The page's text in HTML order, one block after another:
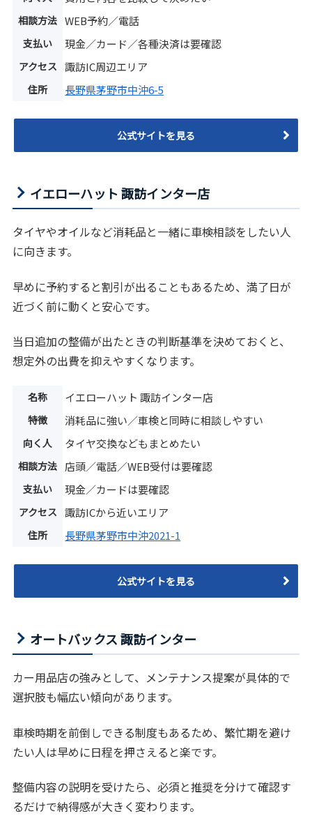
相談方法 WEB予約／電話
支払い 現金／カード／各種決済は要確認
アクセス 諏訪IC周辺エリア
住所 長野県茅野市中沖6-5
公式サイトを見る
イエローハット 諏訪インター店
タイヤやオイルなど消耗品と一緒に車検相談をしたい人
に向きます。
早めに予約すると割引が出ることもあるため、満了日が
近づく前に動くと安心です。
当日追加の整備が出たときの判断基準を決めておくと、
想定外の出費を抑えやすくなります。
名称 イエローハット 諏訪インター店
特徴 消耗品に強い／車検と同時に相談しやすい
向く人 タイヤ交換などもまとめたい
相談方法 店頭／電話／WEB受付は要確認
支払い 現金／カードは要確認
アクセス 諏訪ICから近いエリア
住所 長野県茅野市中沖2021-1
公式サイトを見る
オートバックス 諏訪インター
カー用品店の強みとして、メンテナンス提案が具体的で
選択肢も幅広い傾向があります。
車検時期を前倒しできる制度もあるため、繁忙期を避け
たい人は早めに日程を押さえると楽です。
整備内容の説明を受けたら、必須と推奨を分けて確認す
るだけで納得感が大きく変わります。